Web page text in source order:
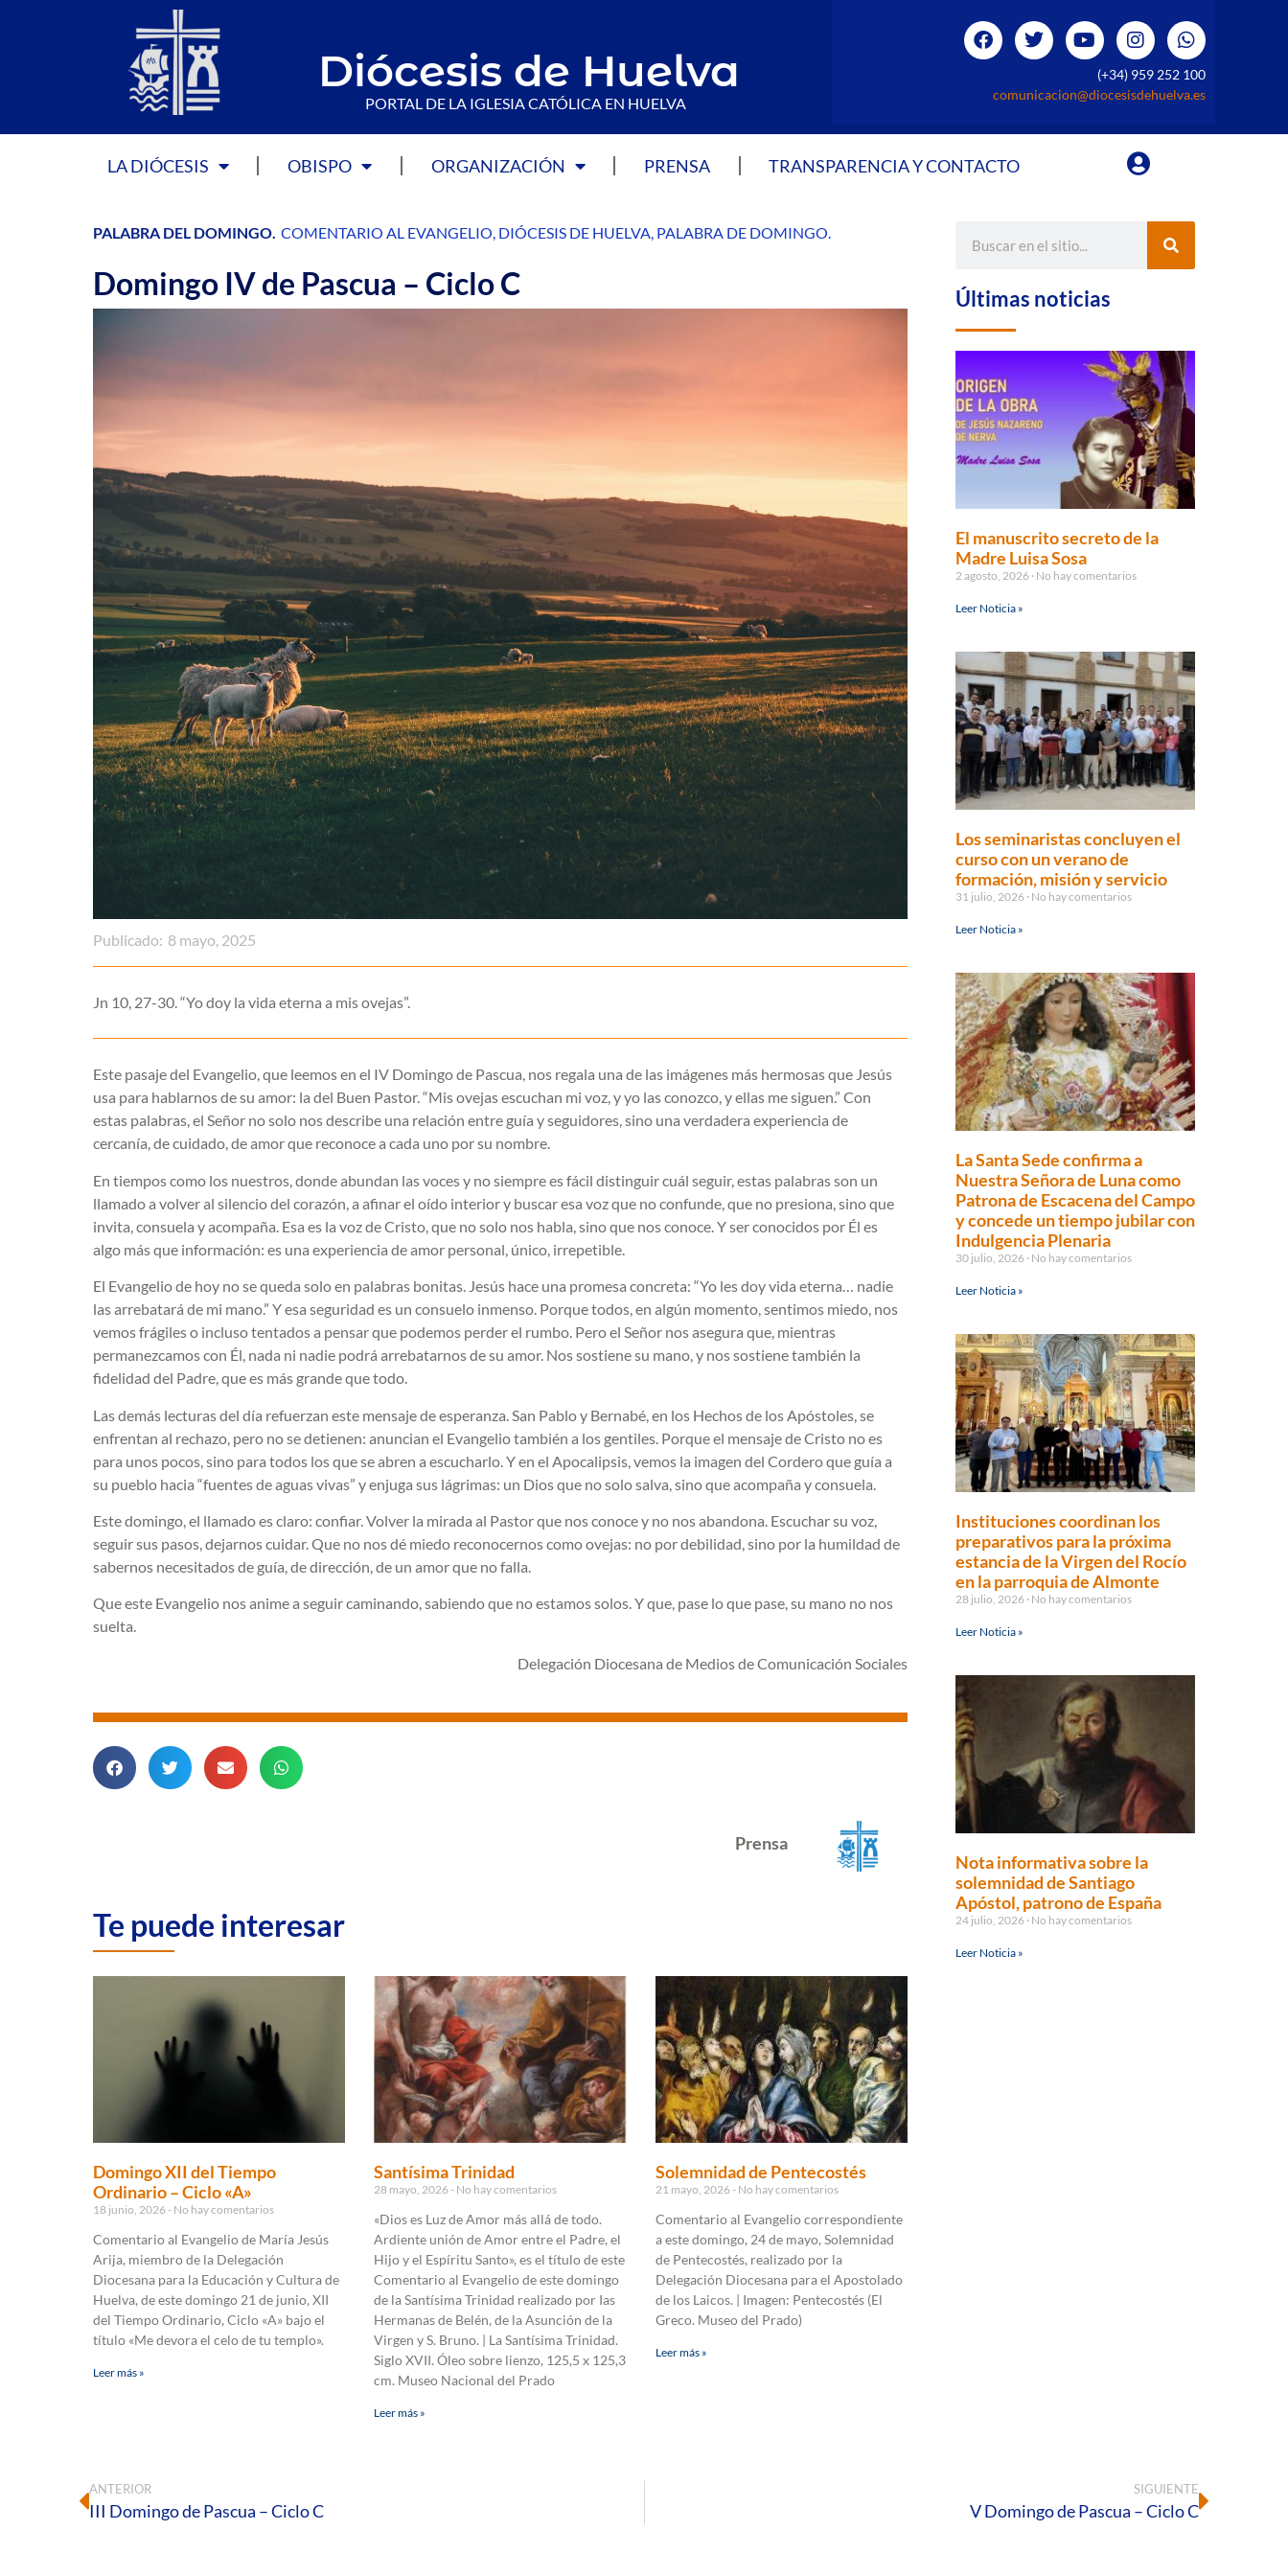
Diócesis de Huelva
PORTAL DE LA IGLESIA CATÓLICA EN HUELVA
(+34) 959 252 100
comunicacion@diocesisdehuelva.es
LA DIÓCESIS OBISPO ORGANIZACIÓN PRENSA TRANSPARENCIA Y CONTACTO
PALABRA DEL DOMINGO. COMENTARIO AL EVANGELIO, DIÓCESIS DE HUELVA, PALABRA DE DOMINGO.
Domingo IV de Pascua – Ciclo C
Publicado: 8 mayo, 2025
Jn 10, 27-30. “Yo doy la vida eterna a mis ovejas”.
Este pasaje del Evangelio, que leemos en el IV Domingo de Pascua, nos regala una de las imágenes más hermosas que Jesús
usa para hablarnos de su amor: la del Buen Pastor. “Mis ovejas escuchan mi voz, y yo las conozco, y ellas me siguen.” Con
estas palabras, el Señor no solo nos describe una relación entre guía y seguidores, sino una verdadera experiencia de
cercanía, de cuidado, de amor que reconoce a cada uno por su nombre.
En tiempos como los nuestros, donde abundan las voces y no siempre es fácil distinguir cuál seguir, estas palabras son un
llamado a volver al silencio del corazón, a afinar el oído interior y buscar esa voz que no confunde, que no presiona, sino que
invita, consuela y acompaña. Esa es la voz de Cristo, que no solo nos habla, sino que nos conoce. Y ser conocidos por Él es
algo más que información: es una experiencia de amor personal, único, irrepetible.
El Evangelio de hoy no se queda solo en palabras bonitas. Jesús hace una promesa concreta: “Yo les doy vida eterna… nadie
las arrebatará de mi mano.” Y esa seguridad es un consuelo inmenso. Porque todos, en algún momento, sentimos miedo, nos
vemos frágiles o incluso tentados a pensar que podemos perder el rumbo. Pero el Señor nos asegura que, mientras
permanezcamos con Él, nada ni nadie podrá arrebatarnos de su amor. Nos sostiene su mano, y nos sostiene también la
fidelidad del Padre, que es más grande que todo.
Las demás lecturas del día refuerzan este mensaje de esperanza. San Pablo y Bernabé, en los Hechos de los Apóstoles, se
enfrentan al rechazo, pero no se detienen: anuncian el Evangelio también a los gentiles. Porque el mensaje de Cristo no es
para unos pocos, sino para todos los que se abren a escucharlo. Y en el Apocalipsis, vemos la imagen del Cordero que guía a
su pueblo hacia “fuentes de aguas vivas” y enjuga sus lágrimas: un Dios que no solo salva, sino que acompaña y consuela.
Este domingo, el llamado es claro: confiar. Volver la mirada al Pastor que nos conoce y no nos abandona. Escuchar su voz,
seguir sus pasos, dejarnos cuidar. Que no nos dé miedo reconocernos como ovejas: no por debilidad, sino por la humildad de
sabernos necesitados de guía, de dirección, de un amor que no falla.
Que este Evangelio nos anime a seguir caminando, sabiendo que no estamos solos. Y que, pase lo que pase, su mano no nos
suelta.
Delegación Diocesana de Medios de Comunicación Sociales
Prensa
Te puede interesar
Domingo XII del Tiempo
Ordinario – Ciclo «A»
18 junio, 2026 No hay comentarios
Comentario al Evangelio de María Jesús
Arija, miembro de la Delegación
Diocesana para la Educación y Cultura de
Huelva, de este domingo 21 de junio, XII
del Tiempo Ordinario, Ciclo «A» bajo el
título «Me devora el celo de tu templo».
Leer más »
Santísima Trinidad
28 mayo, 2026 No hay comentarios
«Dios es Luz de Amor más allá de todo.
Ardiente unión de Amor entre el Padre, el
Hijo y el Espíritu Santo», es el título de este
Comentario al Evangelio de este domingo
de la Santísima Trinidad realizado por Ias
Hermanas de Belén, de la Asunción de la
Virgen y S. Bruno. | La Santísima Trinidad.
Siglo XVII. Óleo sobre lienzo, 125,5 x 125,3
cm. Museo Nacional del Prado
Leer más »
Solemnidad de Pentecostés
21 mayo, 2026 No hay comentarios
Comentario al Evangelio correspondiente
a este domingo, 24 de mayo, Solemnidad
de Pentecostés, realizado por la
Delegación Diocesana para el Apostolado
de los Laicos. | Imagen: Pentecostés (El
Greco. Museo del Prado)
Leer más »
Últimas noticias
El manuscrito secreto de la
Madre Luisa Sosa
2 agosto, 2026 No hay comentarios
Leer Noticia »
Los seminaristas concluyen el
curso con un verano de
formación, misión y servicio
31 julio, 2026 No hay comentarios
Leer Noticia »
La Santa Sede confirma a
Nuestra Señora de Luna como
Patrona de Escacena del Campo
y concede un tiempo jubilar con
Indulgencia Plenaria
30 julio, 2026 No hay comentarios
Leer Noticia »
Instituciones coordinan los
preparativos para la próxima
estancia de la Virgen del Rocío
en la parroquia de Almonte
28 julio, 2026 No hay comentarios
Leer Noticia »
Nota informativa sobre la
solemnidad de Santiago
Apóstol, patrono de España
24 julio, 2026 No hay comentarios
Leer Noticia »
ANTERIOR
III Domingo de Pascua – Ciclo C
SIGUIENTE
V Domingo de Pascua – Ciclo C